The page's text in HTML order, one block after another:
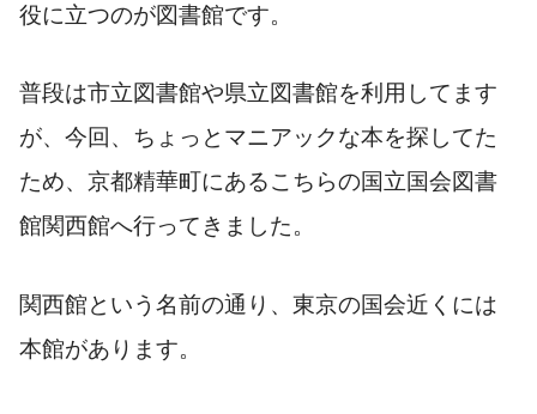
役に立つのが図書館です。
普段は市立図書館や県立図書館を利用してます
が、今回、ちょっとマニアックな本を探してた
ため、京都精華町にあるこちらの国立国会図書
館関西館へ行ってきました。
関西館という名前の通り、東京の国会近くには
本館があります。